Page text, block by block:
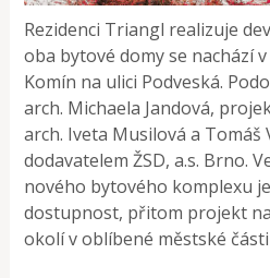
Rezidenci Triangl realizuje
oba bytové domy se nachází
Komín na ulici Podveská.
arch. Michaela Jandová,
arch. Iveta Musilová a Tomáš
dodavatelem ŽSD, a.s. Brno.
nového bytového komplexu
dostupnost, přitom projekt
okolí v oblíbené městské